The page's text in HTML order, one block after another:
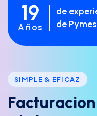
19
Años
de
de
SIMPLE & EFICAZ
Facturacion